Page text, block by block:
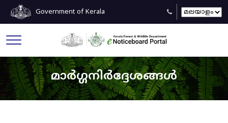
Government of Kerala
മാർഗ്ഗനിർദ്ദേശങ്ങൾ